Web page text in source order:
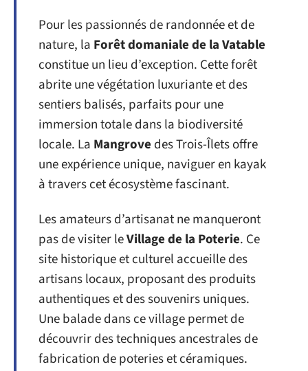
Pour les passionnés de randonnée et de
nature, la Forêt domaniale de la Vatable
constitue un lieu d’exception. Cette forêt
abrite une végétation luxuriante et des
sentiers balisés, parfaits pour une
immersion totale dans la biodiversité
locale. La Mangrove des Trois-Îlets offre
une expérience unique, naviguer en kayak
à travers cet écosystème fascinant.
Les amateurs d’artisanat ne manqueront
pas de visiter leVillage de la Poterie. Ce
site historique et culturel accueille des
artisans locaux, proposant des produits
authentiques et des souvenirs uniques.
Une balade dans ce village permet de
découvrir des techniques ancestrales de
fabrication de poteries et céramiques.